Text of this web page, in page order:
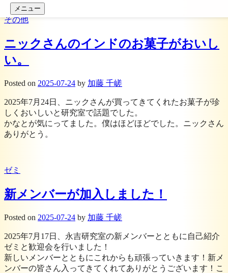
コンテンツへスキップ
メニュー
その他
ニックさんのインドのお菓子がおいし
い。
Posted on 2025-07-24 by 加藤 千嵯
2025年7月24日、ニックさんが買ってきてくれたお菓子が珍
しくおいしいと研究室で話題でした。
かなとが気にってました。僕はほどほどでした。ニックさん
ありがとう。
ゼミ
新メンバーが加入しました！
Posted on 2025-07-24 by 加藤 千嵯
2025年7月17日、永吉研究室の新メンバーとともに自己紹介
ゼミと歓迎会を行いました！
新しいメンバーとともにこれからも頑張っていきます！新メ
ンバーの皆さん入ってきてくれてありがとうございます！こ